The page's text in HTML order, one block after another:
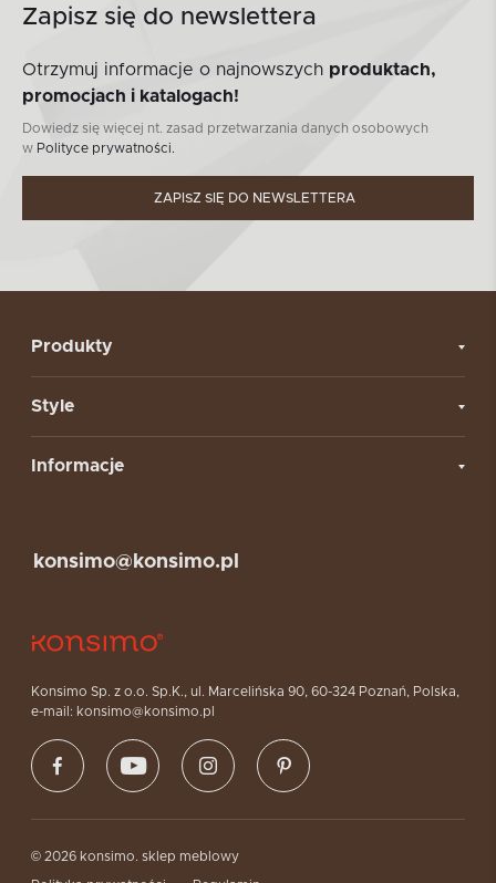
Zapisz się do newslettera
Otrzymuj informacje o najnowszych produktach,
promocjach i katalogach!
Dowiedz się więcej nt. zasad przetwarzania danych osobowych
w Polityce prywatności.
ZAPISZ SIĘ DO NEWSLETTERA
Produkty
Style
Informacje
Konsimo Sp. z o.o. Sp.K., ul. Marcelińska 90, 60-324 Poznań, Polska,
e-mail: konsimo@konsimo.pl
konsimo@konsimo.pl
© 2026 konsimo. sklep meblowy